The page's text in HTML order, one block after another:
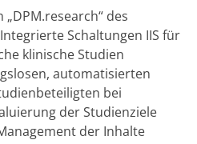
des
Schaltungen IIS für
klinische Studien
automatisierten
bei
der Studienziele
der Inhalte